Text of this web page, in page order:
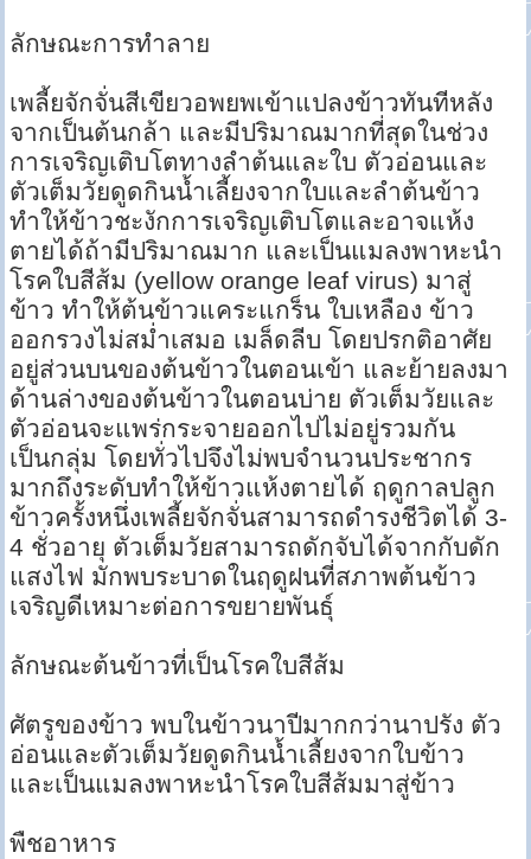
ลักษณะการทำลาย
เพลี้ยจักจั่นสีเขียวอพยพเข้าแปลงข้าวทันทีหลัง
จากเป็นต้นกล้า และมีปริมาณมากที่สุดในช่วง
การเจริญเติบโตทางลำต้นและใบ ตัวอ่อนและ
ตัวเต็มวัยดูดกินน้ำเลี้ยงจากใบและลำต้นข้าว
ทำให้ข้าวชะงักการเจริญเติบโตและอาจแห้ง
ตายได้ถ้ามีปริมาณมาก และเป็นแมลงพาหะนำ
โรคใบสีส้ม (yellow orange leaf virus) มาสู่
ข้าว ทำให้ต้นข้าวแคระแกร็น ใบเหลือง ข้าว
ออกรวงไม่สม่ำเสมอ เมล็ดลีบ โดยปรกติอาศัย
อยู่ส่วนบนของต้นข้าวในตอนเข้า และย้ายลงมา
ด้านล่างของต้นข้าวในตอนบ่าย ตัวเต็มวัยและ
ตัวอ่อนจะแพร่กระจายออกไปไม่อยู่รวมกัน
เป็นกลุ่ม โดยทั่วไปจึงไม่พบจำนวนประชากร
มากถึงระดับทำให้ข้าวแห้งตายได้ ฤดูกาลปลูก
ข้าวครั้งหนึ่งเพลี้ยจักจั่นสามารถดำรงชีวิตได้ 3-
4 ชั่วอายุ ตัวเต็มวัยสามารถดักจับได้จากกับดัก
แสงไฟ มักพบระบาดในฤดูฝนที่สภาพต้นข้าว
เจริญดีเหมาะต่อการขยายพันธุ์
ลักษณะต้นข้าวที่เป็นโรคใบสีส้ม
ศัตรูของข้าว พบในข้าวนาปีมากกว่านาปรัง ตัว
อ่อนและตัวเต็มวัยดูดกินน้ำเลี้ยงจากใบข้าว
และเป็นแมลงพาหะนำโรคใบสีส้มมาสู่ข้าว
พืชอาหาร